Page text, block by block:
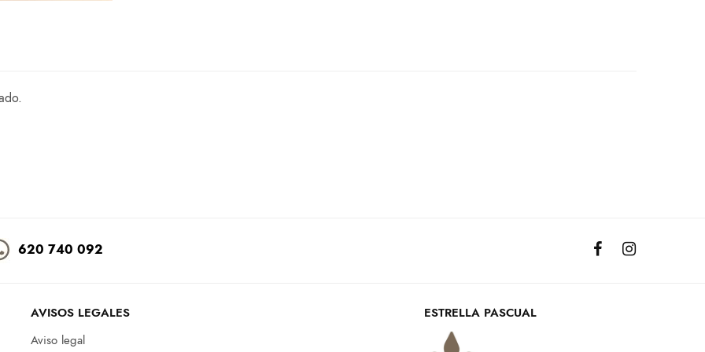
620 740 092
AVISOS LEGALES
Aviso legal
ESTRELLA PASCUAL